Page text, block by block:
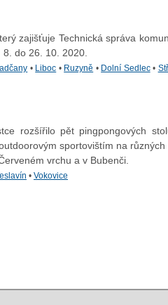
zajišťuje Technická správa
do 26. 10. 2020.
• Liboc • Ruzyně • Dolní Sedlec•
rozšířilo pět pingpongových
sportovištím na různých
vrchu a v Bubenči.
• Vokovice